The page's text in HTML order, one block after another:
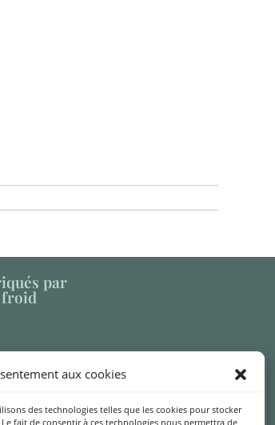
aux cookies
des technologies telles que les cookies pour stocker
fait de consentir à ces technologies nous permettra de
par
froid